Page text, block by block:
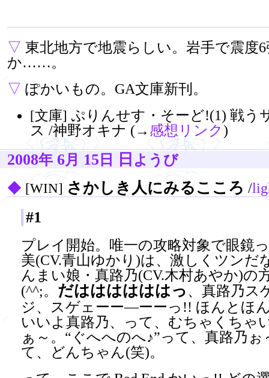
▽ 東北地方で地震らしい。岩手で震度
か……。
▽ ぽかいもの。GA文庫新刊。
[文庫] ぷりんせす・そーど!(1) 戦う
ス /神野オキナ (→ 感想リンク)
2008年 6月 15 日 日 ようび
◆ [WIN] さかしき人にみるこころ /
#1
プレイ開始。唯一の攻略対象で眼鏡
美(CV.青山ゆかり)は、激しくツン
んまい娘・真路乃(CV.木村あやか)の
(^^;。 だははははははっ、真路乃ス
ジ、スゲェーー―ーーっ!! ほんとほ
いいよ真路乃、って、むちゃくちゃ
ぁ～。“ぐへへのへ♪”って、真路乃
て、どんちゃん(笑)。